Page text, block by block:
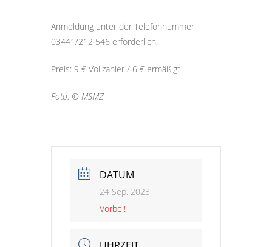
Anmeldung unter der Telefonnummer
03441/212 546 erforderlich.
Preis: 9 € Vollzahler / 6 € ermäßigt
Foto: © MSMZ
DATUM
24 Sep. 2023
Vorbei!